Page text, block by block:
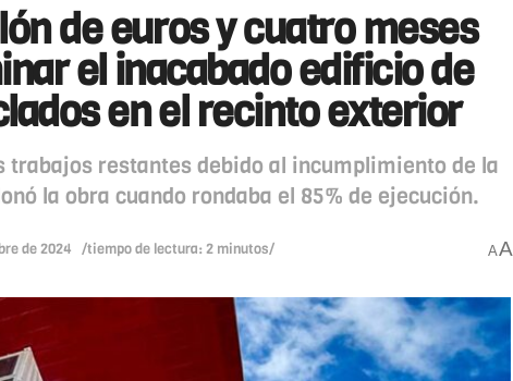
de euros y cuatro meses
el inacabado edificio de
en el recinto exterior
trabajos restantes debido al incumplimiento de la
la obra cuando rondaba el 85% de ejecución.
de 2024 /tiempo de lectura: 2 minutos/ AA